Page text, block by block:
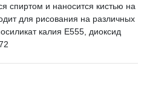
спиртом и наносится кистью на
для рисования на различных
калия Е555, диоксид